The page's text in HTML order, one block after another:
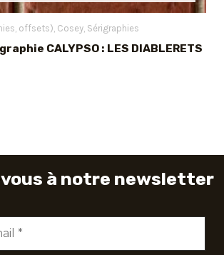
offsets) Cosey Sérigraphies
CALYPSO : LES DIABLERETS
à notre newsletter